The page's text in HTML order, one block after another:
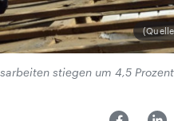
stiegen um 4,5